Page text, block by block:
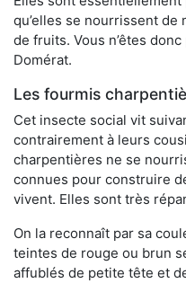
qu’elles se nourrissent
de fruits. Vous n’êtes
Domérat.
Les fourmis
Cet insecte social vit
contrairement à leurs
charpentières ne se
connues pour construire
vivent. Elles sont très
On la reconnaît par sa
teintes de rouge ou brun
affublés de petite tête et